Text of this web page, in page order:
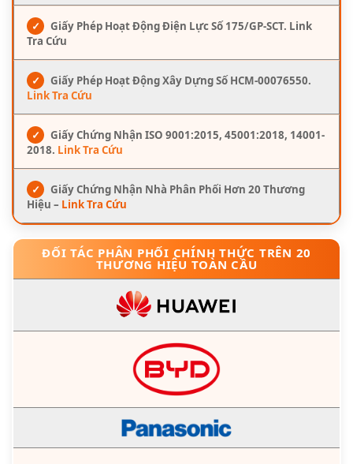
✓
Giấy Phép Hoạt Động Điện Lực Số 175/GP-SCT. Link
Tra Cứu
✓
Giấy Phép Hoạt Động Xây Dựng Số HCM-00076550.
Link Tra Cứu
✓
Giấy Chứng Nhận ISO 9001:2015, 45001:2018, 14001-
2018. Link Tra Cứu
✓
Giấy Chứng Nhận Nhà Phân Phối Hơn 20 Thương
Hiệu – Link Tra Cứu
ĐỐI TÁC PHÂN PHỐI CHÍNH THỨC TRÊN 20
THƯƠNG HIỆU TOÀN CẦU